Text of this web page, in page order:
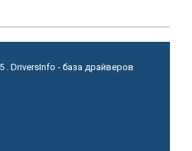
. DriversInfo - база драйверов